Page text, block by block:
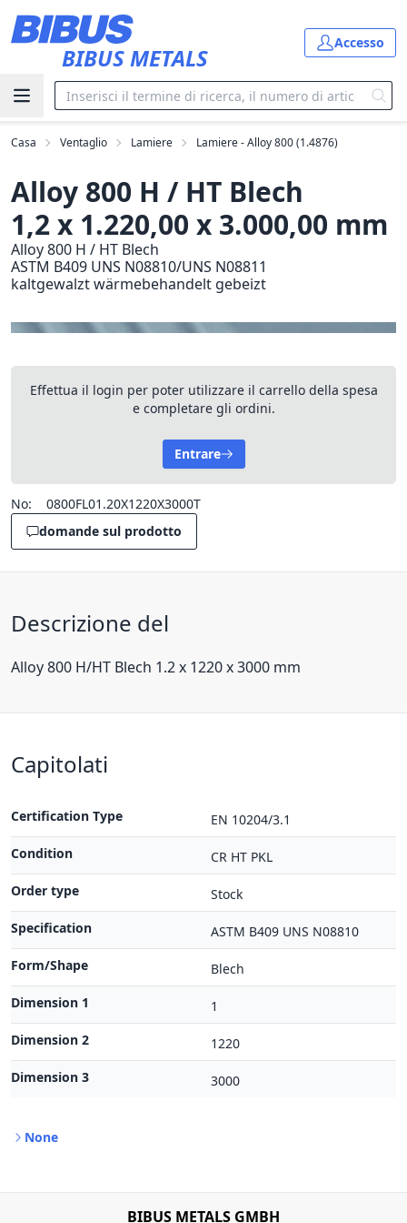
BIBUS METALS
Accesso
Casa Ventaglio Lamiere Lamiere - Alloy 800 (1.4876)
Alloy 800 H / HT Blech
1,2 x 1.220,00 x 3.000,00 mm
Alloy 800 H / HT Blech
ASTM B409 UNS N08810/UNS N08811
kaltgewalzt wärmebehandelt gebeizt
Effettua il login per poter utilizzare il carrello della spesa
e completare gli ordini.
Entrare
No:
0800FL01.20X1220X3000T
domande sul prodotto
Descrizione del
Alloy 800 H/HT Blech 1.2 x 1220 x 3000 mm
Capitolati
Certification Type
EN 10204/3.1
Condition
CR HT PKL
Order type
Stock
Specification
ASTM B409 UNS N08810
Form/Shape
Blech
Dimension 1
1
Dimension 2
1220
Dimension 3
3000
None
BIBUS METALS GMBH